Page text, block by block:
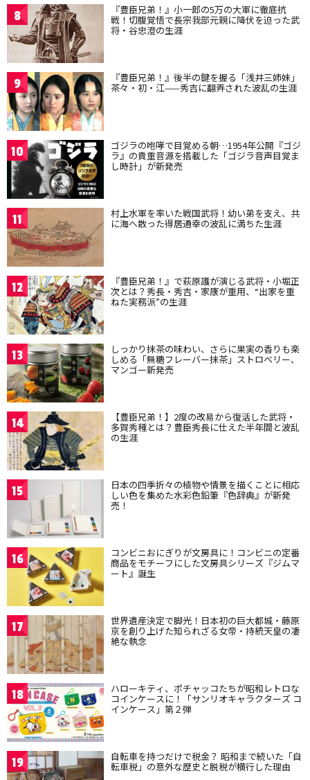
8 『豊臣兄弟！』小一郎の5万の大軍に徹底抗
戦！切腹覚悟で長宗我部元親に降伏を迫った武
将・谷忠澄の生涯
9 『豊臣兄弟！』後半の鍵を握る「浅井三姉妹」
茶々・初・江——秀吉に翻弄された波乱の生涯
10 ゴジラの咆哮で目覚める朝…1954年公開『ゴジ
ラ』の貴重音源を搭載した「ゴジラ音声目覚ま
し時計」が新発売
11 村上水軍を率いた戦国武将！幼い弟を支え、共
に海へ散った得居通幸の波乱に満ちた生涯
12 『豊臣兄弟！』で萩原護が演じる武将・小堀正
次とは？秀長・秀吉・家康が重用、“出家を重
ねた実務派”の生涯
13 しっかり抹茶の味わい、さらに果実の香りも楽
しめる「無糖フレーバー抹茶」ストロベリー、
マンゴー新発売
14 【豊臣兄弟！】2度の改易から復活した武将・
多賀秀種とは？豊臣秀長に仕えた半年間と波乱
の生涯
15 日本の四季折々の植物や情景を描くことに相応
しい色を集めた水彩色鉛筆『色辞典』が新発
売！
16 コンビニおにぎりが文房具に！コンビニの定番
商品をモチーフにした文房具シリーズ『ジムマ
ート』誕生
17 世界遺産決定で脚光！日本初の巨大都城・藤原
京を創り上げた知られざる女帝・持統天皇の凄
絶な執念
18 ハローキティ、ポチャッコたちが昭和レトロな
コインケースに！「サンリオキャラクターズ コ
インケース」第２弾
19 自転車を持つだけで税金？ 昭和まで続いた「自
転車税」の意外な歴史と脱税が横行した理由